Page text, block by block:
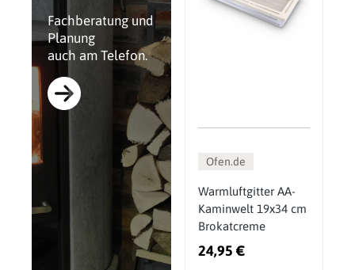
Fachberatung und
Planung
auch am Telefon.
Ofen.de
Warmluftgitter AA-
Kaminwelt 19x34 cm
Brokatcreme
24,95 €